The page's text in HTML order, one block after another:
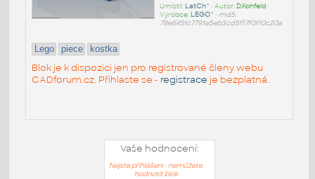
Umístil: LatCh^ • Autor: D.Kohfeld•
Výrobce: LEGO^ • md5:
78e6451c7791a5eb3cd5ff7f0ff0c20a
Lego piece kostka
Blok je k dispozici jen pro registrované členy webu
CADforum.cz. Přihlaste se - registrace je bezplatná.
Vaše hodnocení:
Nejste přihlášeni - nemůžete
hodnotit blok